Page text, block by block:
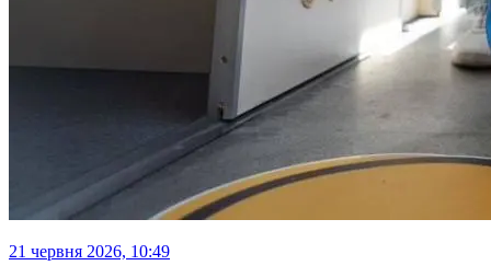
21 червня 2026, 10:49